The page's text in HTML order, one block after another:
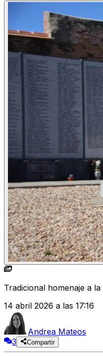
Tradicional homenaje a la
14 abril 2026 a las 17:16
Andrea Mateos
3
Compartir